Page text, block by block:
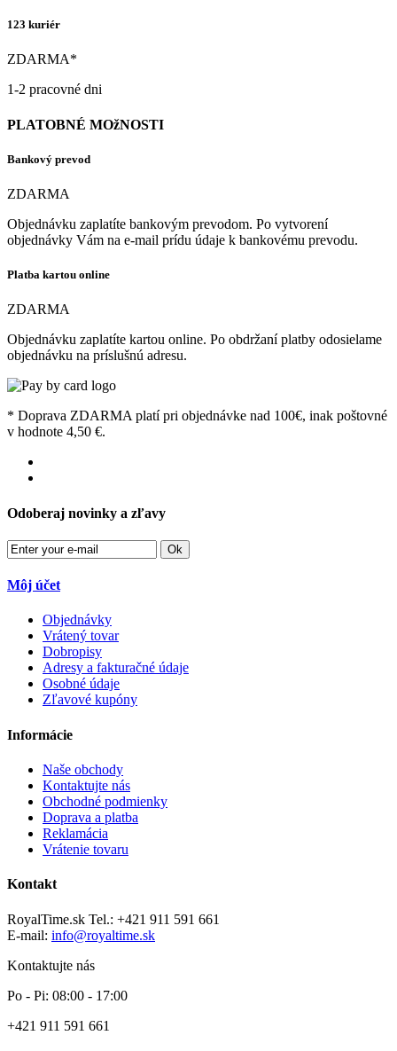
123 kuriér
ZDARMA*
1-2 pracovné dni
PLATOBNÉ MOžNOSTI
Bankový prevod
ZDARMA
Objednávku zaplatíte bankovým prevodom. Po vytvorení
objednávky Vám na e-mail prídu údaje k bankovému prevodu.
Platba kartou online
ZDARMA
Objednávku zaplatíte kartou online. Po obdržaní platby odosielame
objednávku na príslušnú adresu.
* Doprava ZDARMA platí pri objednávke nad 100€, inak poštovné
v hodnote 4,50 €.
Odoberaj novinky a zľavy
Ok
Môj účet
Objednávky
Vrátený tovar
Dobropisy
Adresy a fakturačné údaje
Osobné údaje
Zľavové kupóny
Informácie
Naše obchody
Kontaktujte nás
Obchodné podmienky
Doprava a platba
Reklamácia
Vrátenie tovaru
Kontakt
RoyalTime.sk Tel.: +421 911 591 661
E-mail: info@royaltime.sk
Kontaktujte nás
Po - Pi: 08:00 - 17:00
+421 911 591 661